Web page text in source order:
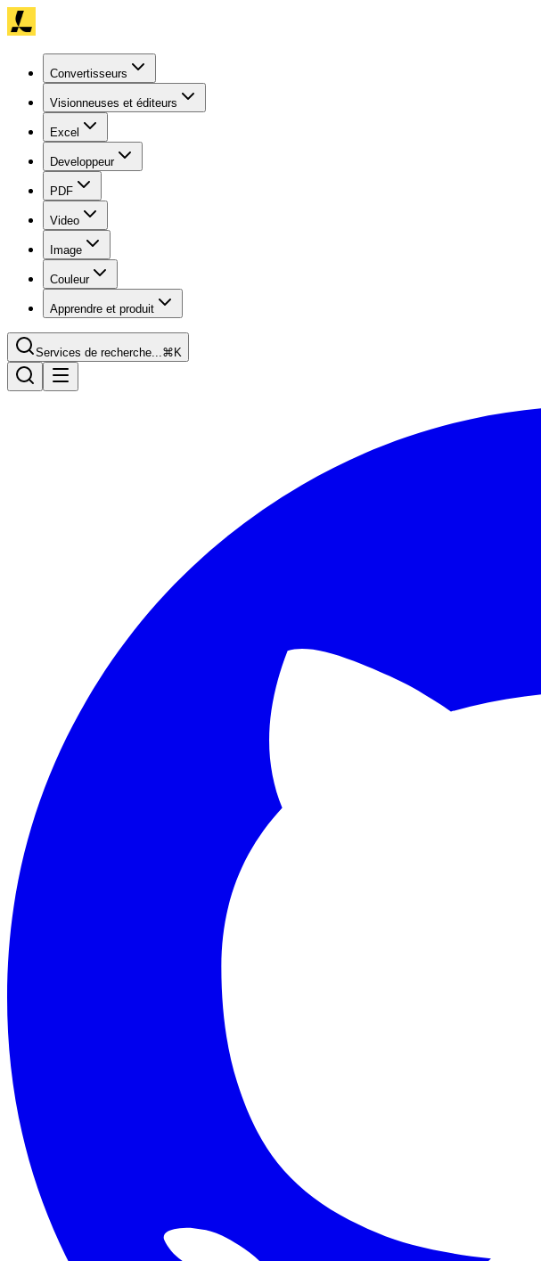
Convertisseurs
Visionneuses et éditeurs
Excel
Developpeur
PDF
Video
Image
Couleur
Apprendre et produit
Services de recherche...⌘K